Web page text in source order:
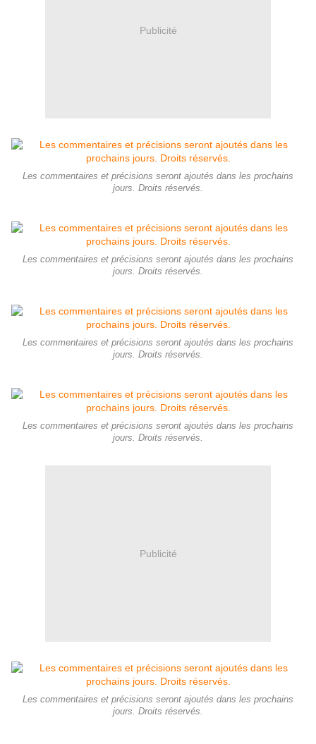
Publicité
Les commentaires et précisions seront ajoutés dans les prochains
jours. Droits réservés.
Les commentaires et précisions seront ajoutés dans les prochains
jours. Droits réservés.
Les commentaires et précisions seront ajoutés dans les prochains
jours. Droits réservés.
Les commentaires et précisions seront ajoutés dans les prochains
jours. Droits réservés.
Publicité
Les commentaires et précisions seront ajoutés dans les prochains
jours. Droits réservés.